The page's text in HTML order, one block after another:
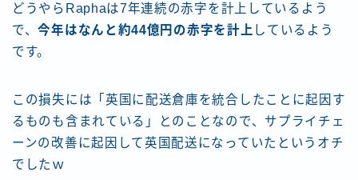
どうやらRaphaは7年連続の赤字を計上しているよう
で、今年はなんと約44億円の赤字を計上 しているよう
です。
この損失には「英国に配送倉庫を統合したことに起因す
るものも含まれている」とのことなので、サプライチェ
ーンの改善に起因して英国配送になっていたというオチ
でしたｗ